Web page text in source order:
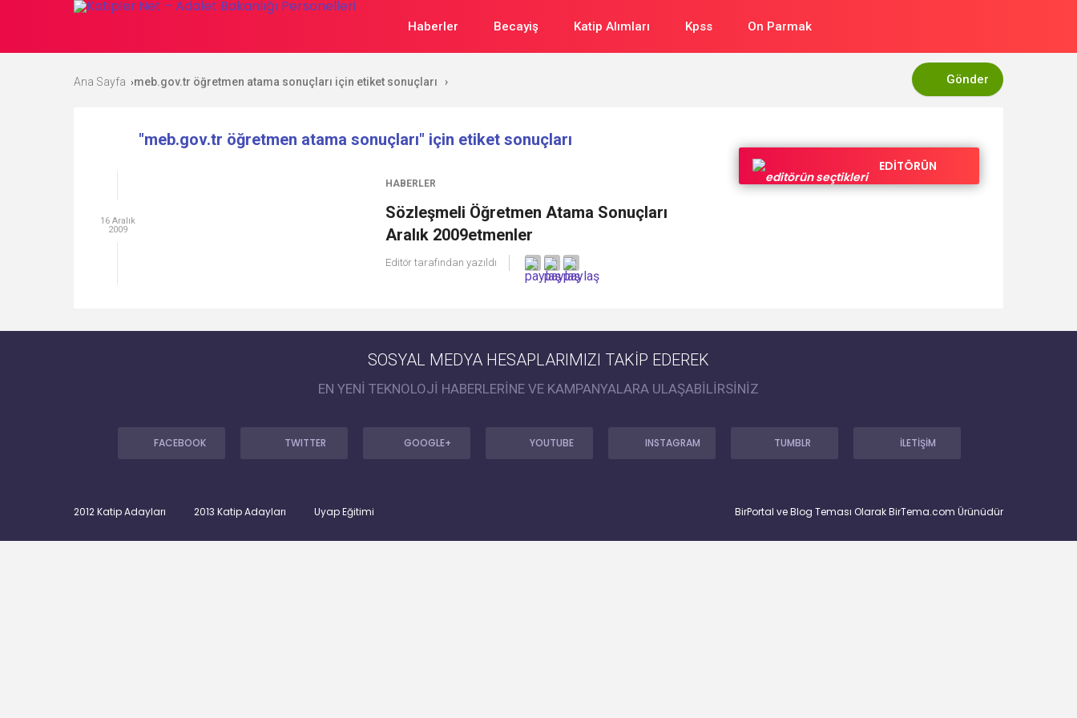
Haberler Becayiş Katip Alımları Kpss On Parmak
Gönder
Ana Sayfa ›meb.gov.tr öğretmen atama sonuçları için etiket sonuçları ›
"meb.gov.tr öğretmen atama sonuçları" için etiket sonuçları
HABERLER
Sözleşmeli Öğretmen Atama Sonuçları
Aralık 2009etmenler
Editör tarafından yazıldı
16 Aralık
2009
EDİTÖRÜN
SOSYAL MEDYA HESAPLARIMIZI TAKİP EDEREK
EN YENİ TEKNOLOJİ HABERLERİNE VE KAMPANYALARA ULAŞABİLİRSİNİZ
FACEBOOK TWITTER GOOGLE+ YOUTUBE INSTAGRAM TUMBLR İLETİŞİM
2012 Katip Adayları 2013 Katip Adayları Uyap Eğitimi BirPortal ve Blog Teması Olarak BirTema.com Ürünüdür